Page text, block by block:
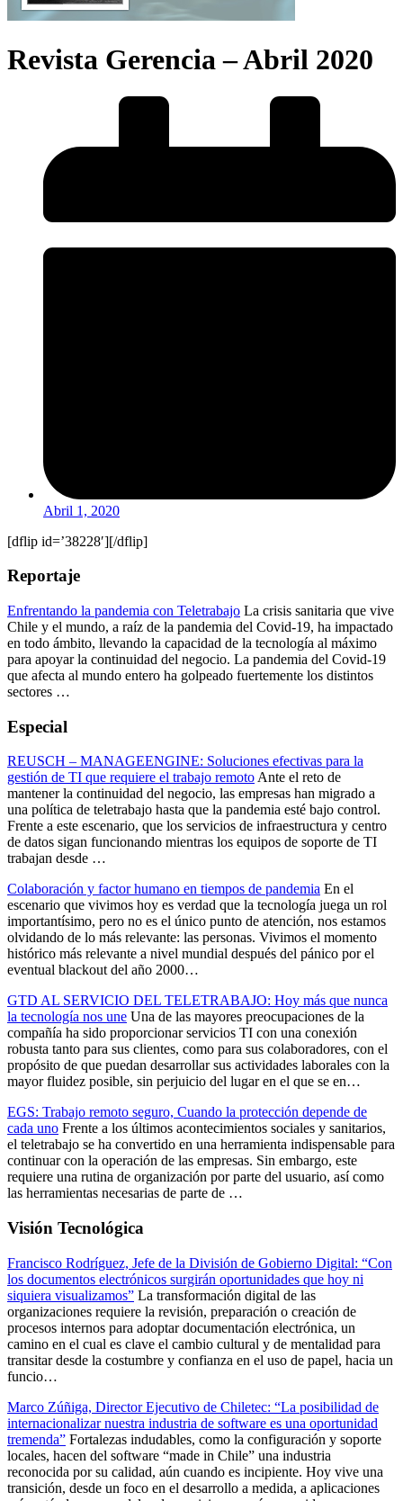
Revista Gerencia – Abril 2020
Abril 1, 2020
[dflip id=’38228′][/dflip]
Reportaje
Enfrentando la pandemia con Teletrabajo La crisis sanitaria que vive
Chile y el mundo, a raíz de la pandemia del Covid-19, ha impactado
en todo ámbito, llevando la capacidad de la tecnología al máximo
para apoyar la continuidad del negocio. La pandemia del Covid-19
que afecta al mundo entero ha golpeado fuertemente los distintos
sectores …
Especial
REUSCH – MANAGEENGINE: Soluciones efectivas para la
gestión de TI que requiere el trabajo remotoAnte el reto de
mantener la continuidad del negocio, las empresas han migrado a
una política de teletrabajo hasta que la pandemia esté bajo control.
Frente a este escenario, que los servicios de infraestructura y centro
de datos sigan funcionando mientras los equipos de soporte de TI
trabajan desde …
Colaboración y factor humano en tiempos de pandemia En el
escenario que vivimos hoy es verdad que la tecnología juega un rol
importantísimo, pero no es el único punto de atención, nos estamos
olvidando de lo más relevante: las personas. Vivimos el momento
histórico más relevante a nivel mundial después del pánico por el
eventual blackout del año 2000…
GTD AL SERVICIO DEL TELETRABAJO: Hoy más que nunca
la tecnología nos une Una de las mayores preocupaciones de la
compañía ha sido proporcionar servicios TI con una conexión
robusta tanto para sus clientes, como para sus colaboradores, con el
propósito de que puedan desarrollar sus actividades laborales con la
mayor fluidez posible, sin perjuicio del lugar en el que se en…
EGS: Trabajo remoto seguro, Cuando la protección depende de
cada uno Frente a los últimos acontecimientos sociales y sanitarios,
el teletrabajo se ha convertido en una herramienta indispensable para
continuar con la operación de las empresas. Sin embargo, este
requiere una rutina de organización por parte del usuario, así como
las herramientas necesarias de parte de …
Visión Tecnológica
Francisco Rodríguez, Jefe de la División de Gobierno Digital: “Con
los documentos electrónicos surgirán oportunidades que hoy ni
siquiera visualizamos” La transformación digital de las
organizaciones requiere la revisión, preparación o creación de
procesos internos para adoptar documentación electrónica, un
camino en el cual es clave el cambio cultural y de mentalidad para
transitar desde la costumbre y confianza en el uso de papel, hacia un
funcio…
Marco Zúñiga, Director Ejecutivo de Chiletec: “La posibilidad de
internacionalizar nuestra industria de software es una oportunidad
tremenda” Fortalezas indudables, como la configuración y soporte
locales, hacen del software “made in Chile” una industria
reconocida por su calidad, aún cuando es incipiente. Hoy vive una
transición, desde un foco en el desarrollo a medida, a aplicaciones